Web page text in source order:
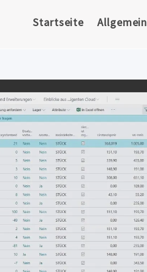
Startseite Allgemein